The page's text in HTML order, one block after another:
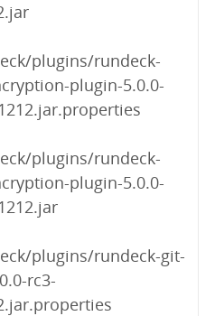
plugins/rundeck-
plugin-5.0.0-
plugins/rundeck-
plugin-5.0.0-
plugins/rundeck-git-
rc3-